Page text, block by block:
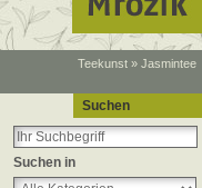
Teekunst » Jasmintee
Suchen
Suchen in